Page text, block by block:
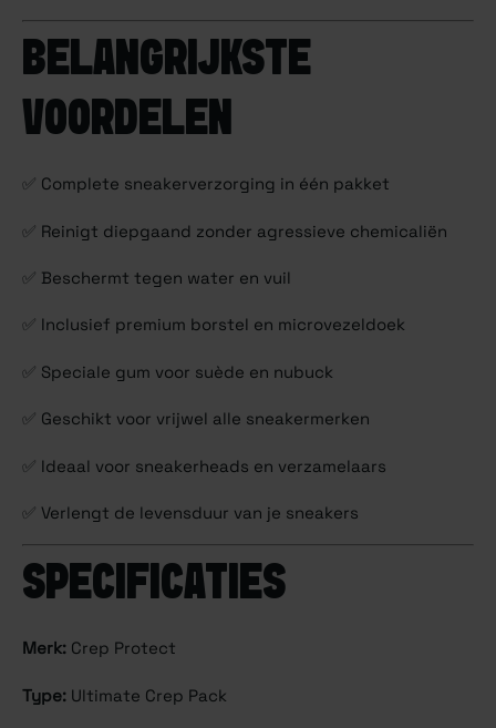
BELANGRIJKSTE
VOORDELEN
✅ Complete sneakerverzorging in één pakket
✅ Reinigt diepgaand zonder agressieve chemicaliën
✅ Beschermt tegen water en vuil
✅ Inclusief premium borstel en microvezeldoek
✅ Speciale gum voor suède en nubuck
✅ Geschikt voor vrijwel alle sneakermerken
✅ Ideaal voor sneakerheads en verzamelaars
✅ Verlengt de levensduur van je sneakers
SPECIFICATIES
Merk: Crep Protect
Type: Ultimate Crep Pack